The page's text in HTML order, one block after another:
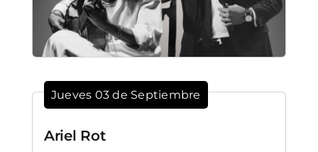
Jueves 03 de Septiembre
Ariel Rot